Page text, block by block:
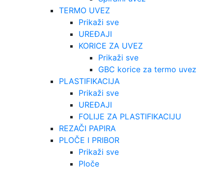
TERMO UVEZ
Prikaži sve
UREĐAJI
KORICE ZA UVEZ
Prikaži sve
GBC korice za termo uvez
PLASTIFIKACIJA
Prikaži sve
UREĐAJI
FOLIJE ZA PLASTIFIKACIJU
REZAČI PAPIRA
PLOČE I PRIBOR
Prikaži sve
Ploče